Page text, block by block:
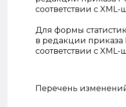
соответствии с XML-
Для формы
в редакции приказа
соответствии с XML-
Перечень